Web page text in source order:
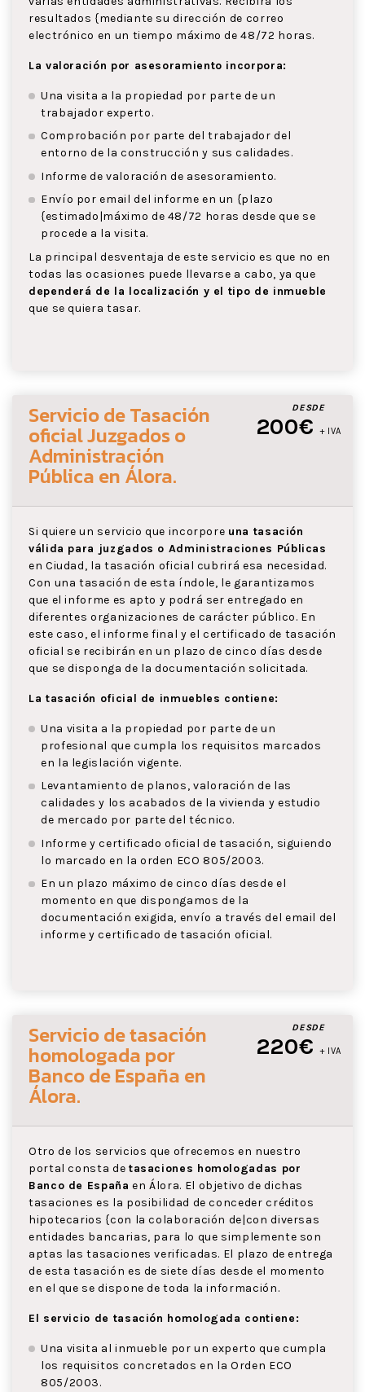
resultados {mediante su dirección de correo
electrónico en un tiempo máximo de 48/72 horas.
La valoración por asesoramiento incorpora:
Una visita a la propiedad por parte de un
trabajador experto.
Comprobación por parte del trabajador del
entorno de la construcción y sus calidades.
Informe de valoración de asesoramiento.
Envío por email del informe en un {plazo
{estimado|máximo de 48/72 horas desde que se
procede a la visita.
La principal desventaja de este servicio es que no en
todas las ocasiones puede llevarse a cabo, ya que
dependerá de la localización y el tipo de inmueble
que se quiera tasar.
DESDE
200€ + IVA
Servicio de Tasación
oficial Juzgados o
Administración
Pública en Álora.
Si quiere un servicio que incorpore una tasación
válida para juzgados o Administraciones Públicas
en Ciudad, la tasación oficial cubrirá esa necesidad.
Con una tasación de esta índole, le garantizamos
que el informe es apto y podrá ser entregado en
diferentes organizaciones de carácter público. En
este caso, el informe final y el certificado de tasación
oficial se recibirán en un plazo de cinco días desde
que se disponga de la documentación solicitada.
La tasación oficial de inmuebles contiene:
Una visita a la propiedad por parte de un
profesional que cumpla los requisitos marcados
en la legislación vigente.
Levantamiento de planos, valoración de las
calidades y los acabados de la vivienda y estudio
de mercado por parte del técnico.
Informe y certificado oficial de tasación, siguiendo
lo marcado en la orden ECO 805/2003.
En un plazo máximo de cinco días desde el
momento en que dispongamos de la
documentación exigida, envío a través del email del
informe y certificado de tasación oficial.
DESDE
220€ + IVA
Servicio de tasación
homologada por
Banco de España en
Álora.
Otro de los servicios que ofrecemos en nuestro
portal consta de tasaciones homologadas por
Banco de España en Álora. El objetivo de dichas
tasaciones es la posibilidad de conceder créditos
hipotecarios {con la colaboración de|con diversas
entidades bancarias, para lo que simplemente son
aptas las tasaciones verificadas. El plazo de entrega
de esta tasación es de siete días desde el momento
en el que se dispone de toda la información.
El servicio de tasación homologada contiene:
Una visita al inmueble por un experto que cumpla
los requisitos concretados en la Orden ECO
805/2003.